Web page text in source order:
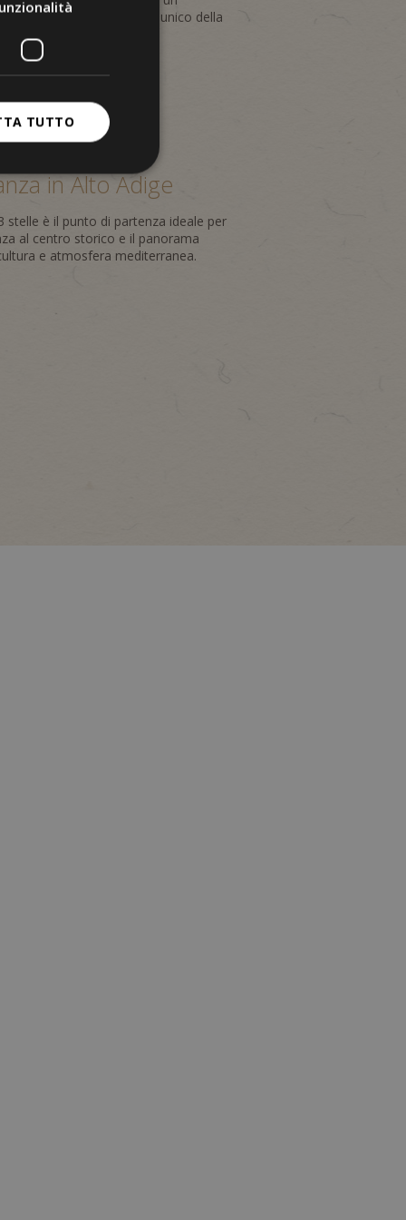
sottolinea il carattere unico della
in Alto Adige
è il punto di partenza ideale per
al centro storico e il panorama
e atmosfera mediterranea.
TUTTO